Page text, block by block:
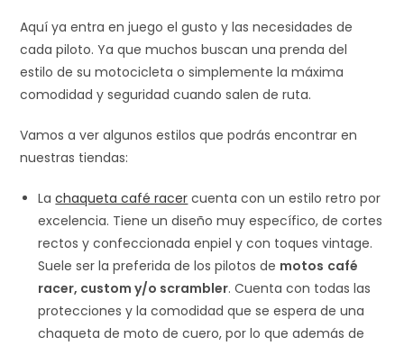
Aquí ya entra en juego el gusto y las necesidades de
cada piloto. Ya que muchos buscan una prenda del
estilo de su motocicleta o simplemente la máxima
comodidad y seguridad cuando salen de ruta.
Vamos a ver algunos estilos que podrás encontrar en
nuestras tiendas:
Lachaqueta café racer cuenta con un estilo retro por
excelencia. Tiene un diseño muy específico, de cortes
rectos y confeccionada enpiel y con toques vintage.
Suele ser la preferida de los pilotos de motos café
racer, custom y/o scrambler. Cuenta con todas las
protecciones y la comodidad que se espera de una
chaqueta de moto de cuero, por lo que además de